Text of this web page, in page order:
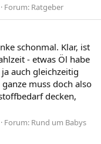
Forum: Ratgeber
schonmal. Klar, ist
- etwas Öl habe
auch gleichzeitig
muss doch also
decken,
Forum: Rund um Babys